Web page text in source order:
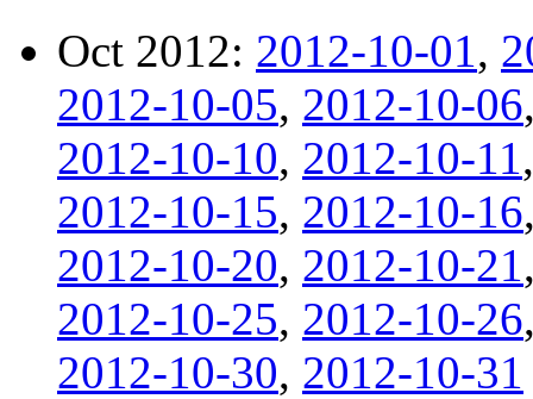
Oct 2012: 2012-10-01,
2012-10-05, 2012-10-06
2012-10-10, 2012-10-11
2012-10-15, 2012-10-16
2012-10-20, 2012-10-21
2012-10-25, 2012-10-26
2012-10-30, 2012-10-31